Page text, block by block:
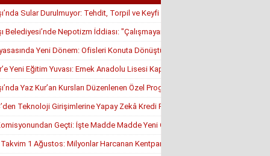
Sular Durulmuyor: Tehdit, Torpil ve Keyfi Atamalar Gündemde
Belediyesi’nde Nepotizm İddiası: "Çalışmayan Kaldı, Çavuş İstifa Ettirildi"
Yeni Dönem: Ofisleri Konuta Dönüştürmek İçin Son Tarih 1
Yeni Eğitim Yuvası: Emek Anadolu Lisesi Kapılarını Açmaya Hazırlanıyor
Yaz Kur’an Kursları Düzenlenen Özel Programla Açıldı
Teknoloji Girişimlerine Yapay Zekâ Kredi Programı
Geçti: İşte Madde Madde Yeni Öğrenci Affı Rehberi
Takvim 1 Ağustos: Milyonlar Harcanan Kentpark Plajı Ne Zaman Açılacak?